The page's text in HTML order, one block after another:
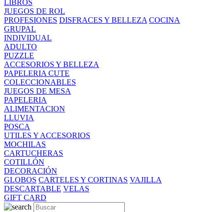
LIBROS
JUEGOS DE ROL
PROFESIONES DISFRACES Y BELLEZA COCINA
GRUPAL
INDIVIDUAL
ADULTO
PUZZLE
ACCESORIOS Y BELLEZA
PAPELERIA CUTE
COLECCIONABLES
JUEGOS DE MESA
PAPELERIA
ALIMENTACION
LLUVIA
POSCA
UTILES Y ACCESORIOS
MOCHILAS
CARTUCHERAS
COTILLÓN
DECORACIÓN
GLOBOS CARTELES Y CORTINAS VAJILLA
DESCARTABLE VELAS
GIFT CARD